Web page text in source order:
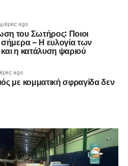
ago
του Σωτήρος: Ποιοι
σήμερα – Η ευλογία των
η κατάλυση ψαριού
ago
με κομματική σφραγίδα δεν